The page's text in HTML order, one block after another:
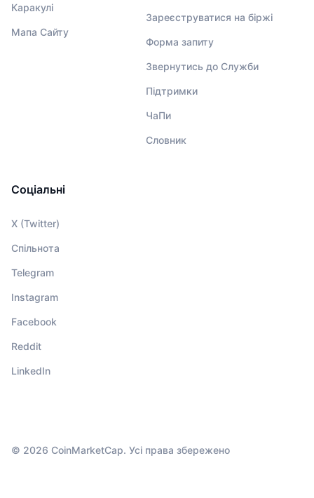
Каракулі
Мапа Сайту
Зареєструватися на біржі
Форма запиту
Звернутись до Служби
Підтримки
ЧаПи
Словник
Соціальні
X (Twitter)
Спільнота
Telegram
Instagram
Facebook
Reddit
LinkedIn
© 2026 CoinMarketCap. Усі права збережено